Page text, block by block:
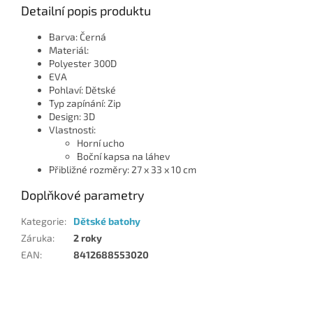
Detailní popis produktu
Barva: Černá
Materiál:
Polyester 300D
EVA
Pohlaví: Dětské
Typ zapínání: Zip
Design: 3D
Vlastnosti:
Horní ucho
Boční kapsa na láhev
Přibližné rozměry: 27 x 33 x 10 cm
Doplňkové parametry
Kategorie:
Dětské batohy
Záruka:
2 roky
EAN: 8412688553020